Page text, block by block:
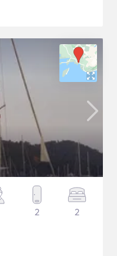
2 2